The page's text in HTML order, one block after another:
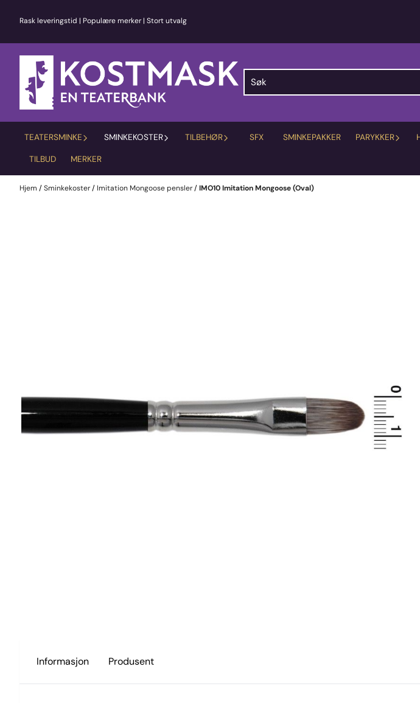
Rask leveringstid | Populære merker | Stort utvalg
TEATERSMINKE SMINKEKOSTER TILBEHØR SFX SMINKEPAKKER PARYKKER
TILBUD MERKER
Hjem /Sminkekoster/ Imitation Mongoose pensler/IMO10 Imitation Mongoose (Oval)
Informasjon Produsent